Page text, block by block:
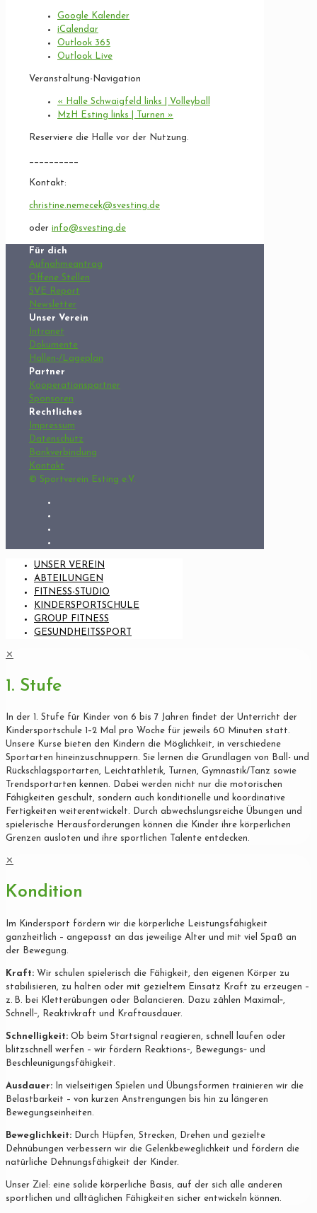
Google Kalender
iCalendar
Outlook 365
Outlook Live
Veranstaltung-Navigation
« Halle Schwaigfeld links | Volleyball
MzH Esting links | Turnen »
Reserviere die Halle vor der Nutzung.
__________
Kontakt:
christine.nemecek@svesting.de
oder info@svesting.de
Für dich
Aufnahmeantrag
Offene Stellen
SVE Report
Newsletter
Unser Verein
Intranet
Dokumente
Hallen-/Lageplan
Partner
Kooperationspartner
Sponsoren
Rechtliches
Impressum
Datenschutz
Bankverbindung
Kontakt
© Sportverein Esting e.V.
UNSER VEREIN
ABTEILUNGEN
FITNESS-STUDIO
KINDERSPORTSCHULE
GROUP FITNESS
GESUNDHEITSSPORT
✕
1. Stufe
In der 1. Stufe für Kinder von 6 bis 7 Jahren findet der Unterricht der
Kindersportschule 1–2 Mal pro Woche für jeweils 60 Minuten statt.
Unsere Kurse bieten den Kindern die Möglichkeit, in verschiedene
Sportarten hineinzuschnuppern. Sie lernen die Grundlagen von Ball- und
Rückschlagsportarten, Leichtathletik, Turnen, Gymnastik/Tanz sowie
Trendsportarten kennen. Dabei werden nicht nur die motorischen
Fähigkeiten geschult, sondern auch konditionelle und koordinative
Fertigkeiten weiterentwickelt. Durch abwechslungsreiche Übungen und
spielerische Herausforderungen können die Kinder ihre körperlichen
Grenzen ausloten und ihre sportlichen Talente entdecken.
✕
Kondition
Im Kindersport fördern wir die körperliche Leistungsfähigkeit
ganzheitlich – angepasst an das jeweilige Alter und mit viel Spaß an
der Bewegung.
Kraft: Wir schulen spielerisch die Fähigkeit, den eigenen Körper zu
stabilisieren, zu halten oder mit gezieltem Einsatz Kraft zu erzeugen –
z. B. bei Kletterübungen oder Balancieren. Dazu zählen Maximal‐,
Schnell‐, Reaktivkraft und Kraftausdauer.
Schnelligkeit: Ob beim Startsignal reagieren, schnell laufen oder
blitzschnell werfen – wir fördern Reaktions‐, Bewegungs‐ und
Beschleunigungsfähigkeit.
Ausdauer: In vielseitigen Spielen und Übungsformen trainieren wir die
Belastbarkeit – von kurzen Anstrengungen bis hin zu längeren
Bewegungseinheiten.
Beweglichkeit: Durch Hüpfen, Strecken, Drehen und gezielte
Dehnübungen verbessern wir die Gelenkbeweglichkeit und fördern die
natürliche Dehnungsfähigkeit der Kinder.
Unser Ziel: eine solide körperliche Basis, auf der sich alle anderen
sportlichen und alltäglichen Fähigkeiten sicher entwickeln können.